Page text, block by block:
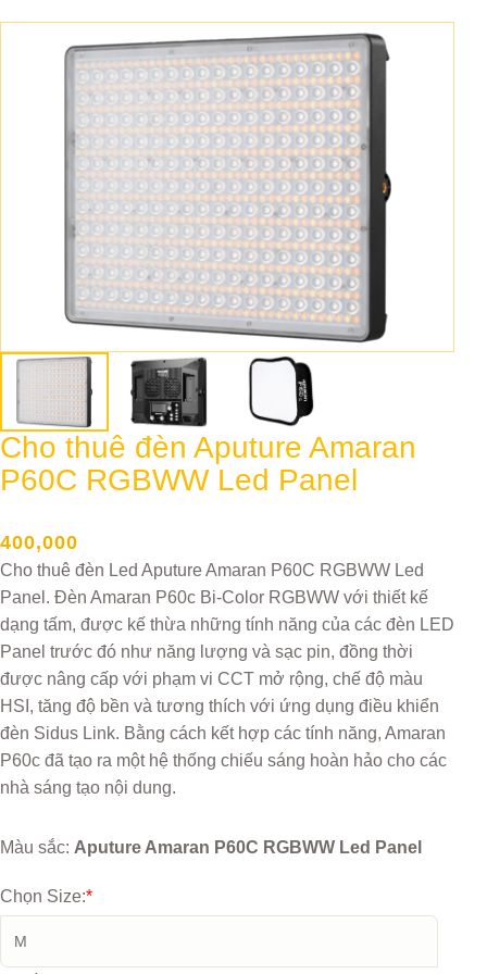
Cho thuê đèn Aputure Amaran
P60C RGBWW Led Panel
400,000
Cho thuê đèn Led Aputure Amaran P60C RGBWW Led
Panel. Đèn Amaran P60c Bi-Color RGBWW với thiết kế
dạng tấm, được kế thừa những tính năng của các đèn LED
Panel trước đó như năng lượng và sạc pin, đồng thời
được nâng cấp với phạm vi CCT mở rộng, chế độ màu
HSI, tăng độ bền và tương thích với ứng dụng điều khiển
đèn Sidus Link. Bằng cách kết hợp các tính năng, Amaran
P60c đã tạo ra một hệ thống chiếu sáng hoàn hảo cho các
nhà sáng tạo nội dung.
Màu sắc: Aputure Amaran P60C RGBWW Led Panel
Chọn Size:*